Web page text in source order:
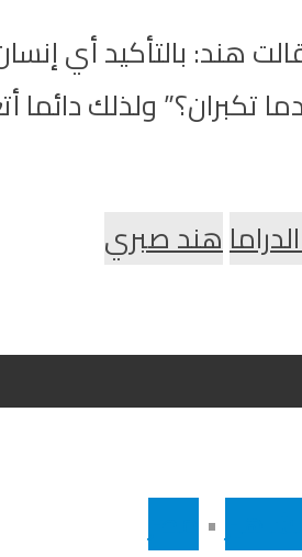
هند: بالتأكيد أي
تكبران؟” ولذلك
هند صبري
•